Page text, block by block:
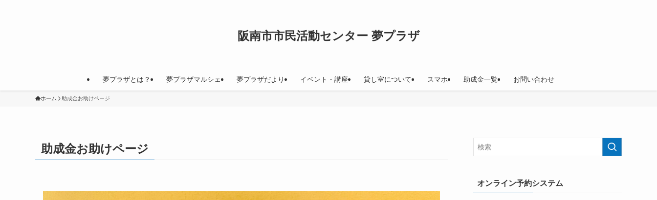
阪南市市民活動センター 夢プラザ
夢プラザとは？ 夢プラザマルシェ 夢プラザだより イベント・講座 貸し室について スマホ 助成金一覧 お問い合わせ
ホーム 助成金お助けページ
助成金お助けページ
オンライン予約システム